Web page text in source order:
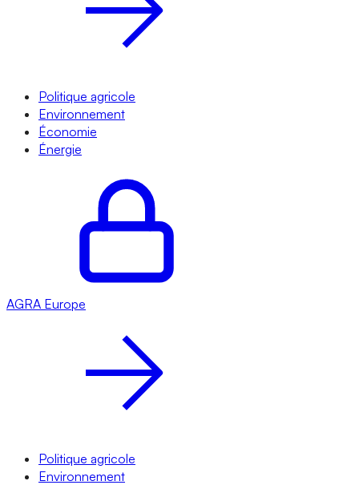
Politique agricole
Environnement
Économie
Énergie
AGRA Europe
Politique agricole
Environnement